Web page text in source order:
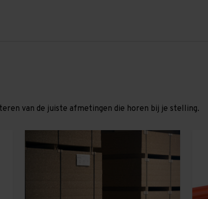
van de juiste afmetingen die horen bij je stelling.